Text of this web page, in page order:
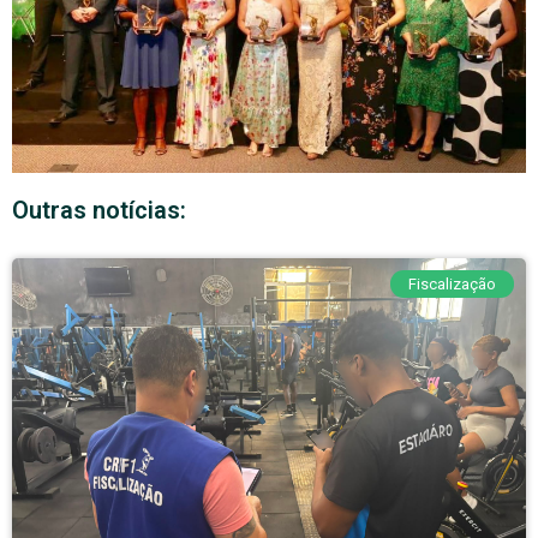
Outras notícias:
Fiscalização